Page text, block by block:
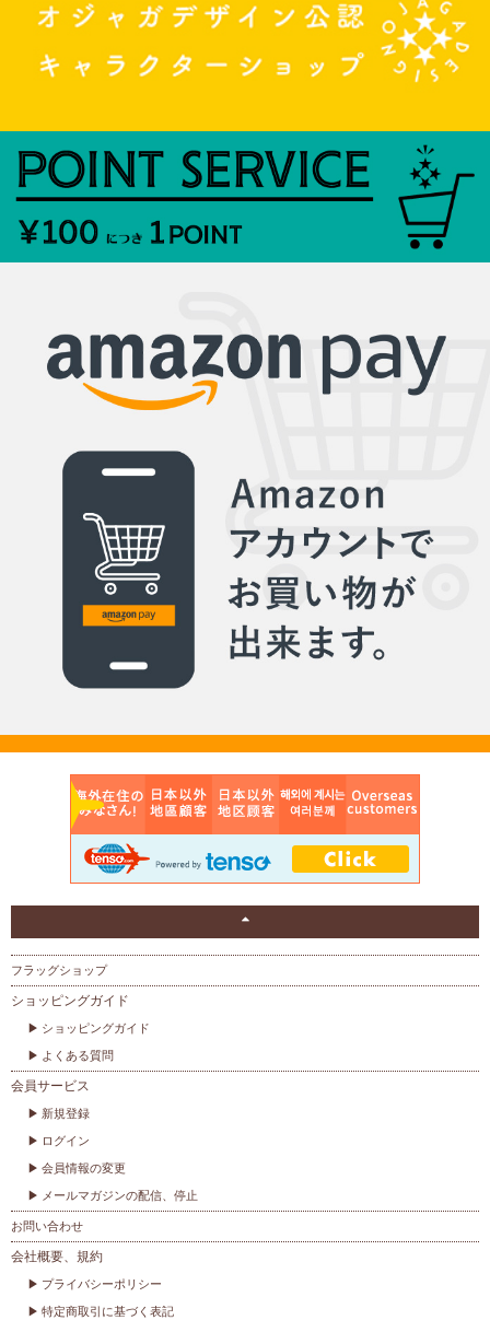
フラッグショップ
ショッピングガイド
ショッピングガイド
よくある質問
会員サービス
新規登録
ログイン
会員情報の変更
メールマガジンの配信、停止
お問い合わせ
会社概要、規約
プライバシーポリシー
特定商取引に基づく表記